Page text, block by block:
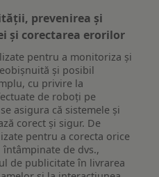
prevenirea și
și corectarea erorilor
pentru a monitoriza și
și posibil
cu privire la
de roboți pe
asigura că sistemele și
corect și sigur. De
pentru a corecta orice
de dvs.,
de publicitate în livrarea